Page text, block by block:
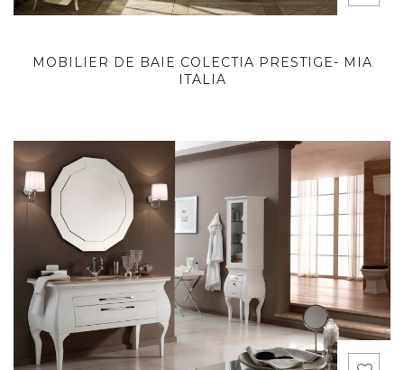
MOBILIER DE BAIE COLECTIA PRESTIGE- MIA
ITALIA